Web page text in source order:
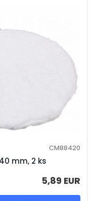
mm, 2 ks
CM88420
5,89 EUR